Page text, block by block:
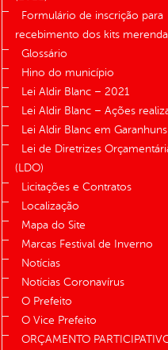
Formulário de inscrição para
recebimento dos kits merenda
Glossário
Hino do município
Lei Aldir Blanc – 2021
Lei Aldir Blanc – Ações
Lei Aldir Blanc em Garanhuns
Lei de Diretrizes
(LDO)
Licitações e Contratos
Localização
Mapa do Site
Marcas Festival de Inverno
Notícias
Notícias Coronavírus
O Prefeito
O Vice Prefeito
ORÇAMENTO